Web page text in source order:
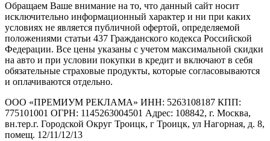
Обращаем Ваше внимание на то, что данный сайт носит
исключительно информационный характер и ни при каких
условиях не является публичной офертой, определяемой
положениями статьи 437 Гражданского кодекса Российской
Федерации. Все цены указаны с учетом максимальной скидки
на авто и при условии покупки в кредит и включают в себя
обязательные страховые продукты, которые согласовываются
и оплачиваются отдельно.
ООО «ПРЕМИУМ РЕКЛАМА» ИНН: 5263108187 КПП:
775101001 ОГРН: 1145263004501 Адрес: 108842, г. Москва,
вн.тер.г. Городской Округ Троицк, г Троицк, ул Нагорная, д. 8,
помещ. 12/11/12/13